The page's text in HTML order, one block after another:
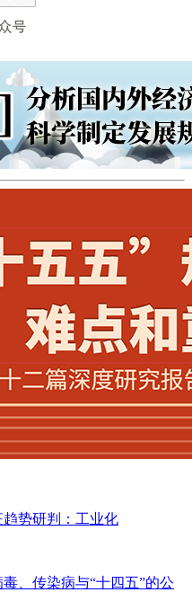
势研判：工业化
、传染病与“十四五”的公